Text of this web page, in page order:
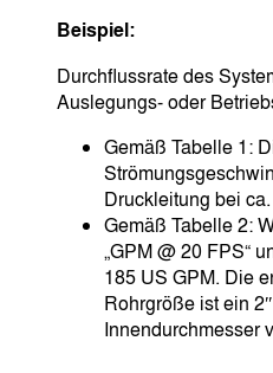
Beispiel:
Durchflussrate des
Auslegungs- oder
Gemäß Tabelle 1:
Druckleitung bei
Gemäß Tabelle 2:
„GPM @ 20 FPS“
185 US GPM. Die
Rohrgröße ist ein
Innendurchmesser